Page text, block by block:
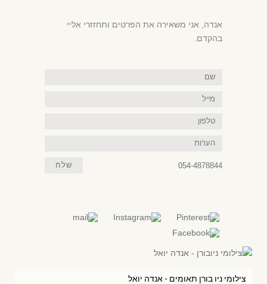
אנדה, אני משאירה את הפרטים ותחזזרי אליי
בהקדם.
שם
מייל
טלפון
הערות
שלח 054-4878844
צילומי ניו בורן תאומים - אנדה יואל